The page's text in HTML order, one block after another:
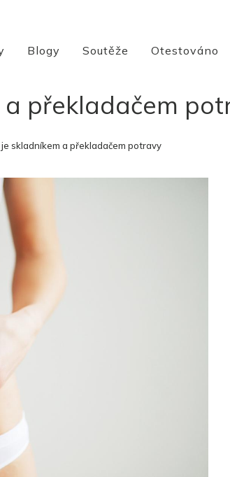
Blogy Soutěže Otestováno
překladačem
skladníkem a překladačem potravy